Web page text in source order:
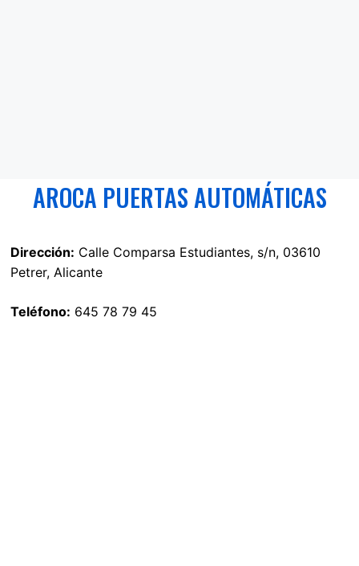
AROCA PUERTAS AUTOMÁTICAS
Dirección: Calle Comparsa Estudiantes, s/n, 03610
Petrer, Alicante
Teléfono: 645 78 79 45